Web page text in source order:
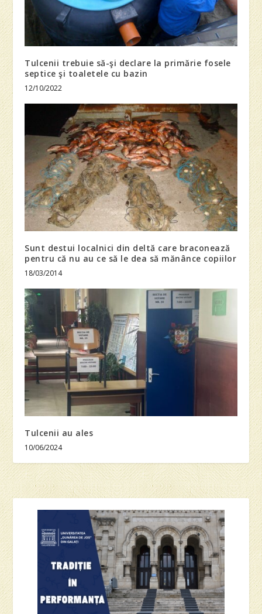
Tulcenii trebuie să-şi declare la primărie fosele
septice şi toaletele cu bazin
12/10/2022
Sunt destui localnici din deltă care braconează
pentru că nu au ce să le dea să mănânce copiilor
18/03/2014
Tulcenii au ales
10/06/2024